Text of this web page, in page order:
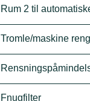
Rum 2 til
Tromle/maskine
Fnugfilter